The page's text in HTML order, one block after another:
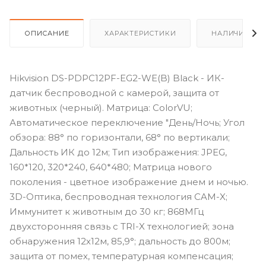
ОПИСАНИЕ ХАРАКТЕРИСТИКИ НАЛИЧИЕ
Hikvision DS-PDPC12PF-EG2-WE(B) Black - ИК-
датчик беспроводной с камерой, защита от
животных (черный). Матрица: ColorVU;
Автоматическое переключение "День/Ночь; Угол
обзора: 88° по горизонтали, 68° по вертикали;
Дальность ИК до 12м; Тип изображения: JPEG,
160*120, 320*240, 640*480; Матрица нового
поколения - цветное изображение днем и ночью.
3D-Оптика, беспроводная технология CAM-X;
Иммунитет к животным до 30 кг; 868МГц
двухсторонняя связь с TRI-X технологией; зона
обнаружения 12х12м, 85,9°; дальность до 800м;
защита от помех, температурная компенсация;